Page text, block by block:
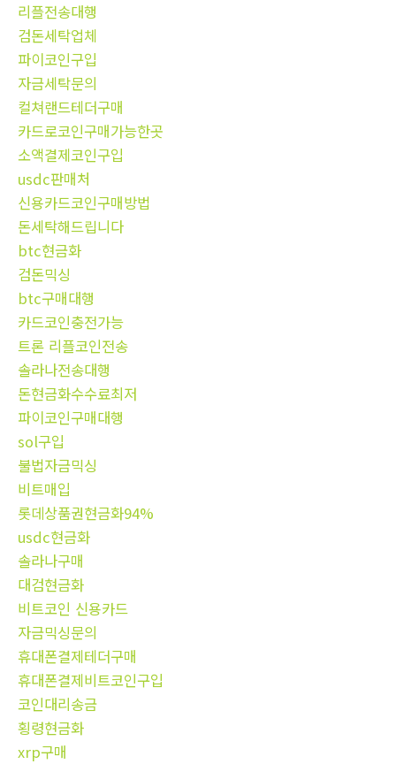
리플전송대행
검돈세탁업체
파이코인구입
자금세탁문의
컬쳐랜드테더구매
카드로코인구매가능한곳
소액결제코인구입
usdc판매처
신용카드코인구매방법
돈세탁해드립니다
btc현금화
검돈믹싱
btc구매대행
카드코인충전가능
트론 리플코인전송
솔라나전송대행
돈현금화수수료최저
파이코인구매대행
sol구입
불법자금믹싱
비트매입
롯데상품권현금화94%
usdc현금화
솔라나구매
대검현금화
비트코인 신용카드
자금믹싱문의
휴대폰결제테더구매
휴대폰결제비트코인구입
코인대리송금
횡령현금화
xrp구매